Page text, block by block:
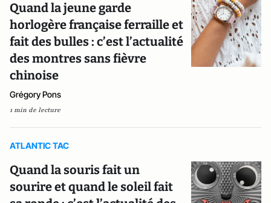
Quand la jeune garde
horlogère française ferraille et
fait des bulles : c’est l’actualité
des montres sans fièvre
chinoise
Grégory Pons
1 min de lecture
ATLANTIC TAC
Quand la souris fait un
sourire et quand le soleil fait